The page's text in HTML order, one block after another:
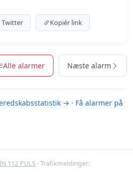
at se meldingen og kortet.
muligheder
Twitter Kopiér link
Alle alarmer Næste alarm
→ · Få alarmer på
112 PULS · Trafikmeldinger: